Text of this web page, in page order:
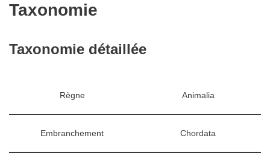
Taxonomie
Taxonomie détaillée
Règne Animalia
Embranchement Chordata